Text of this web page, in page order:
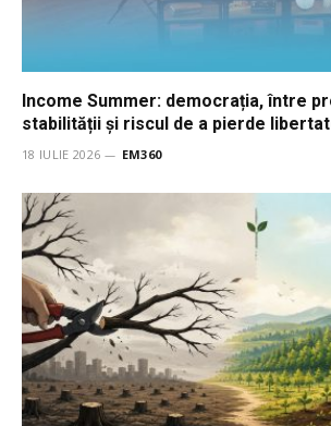
Income Summer: democrația, între
stabilității și riscul de a pierde
18 IULIE 2026 EM360